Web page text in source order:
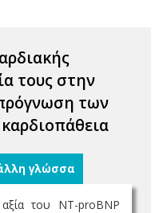
τους στην
των
γλώσσα
του NT-proBNP